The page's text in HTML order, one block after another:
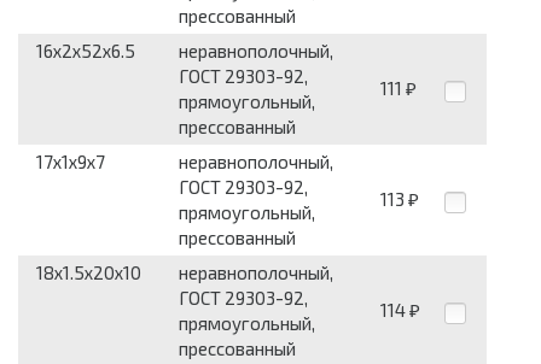
прессованный
16x2x52x6.5
неравнополочный,
ГОСТ 29303-92,
прямоугольный,
прессованный
111 ₽
17x1x9x7
неравнополочный,
ГОСТ 29303-92,
прямоугольный,
прессованный
113 ₽
18x1.5x20x10
неравнополочный,
ГОСТ 29303-92,
прямоугольный,
прессованный
114 ₽